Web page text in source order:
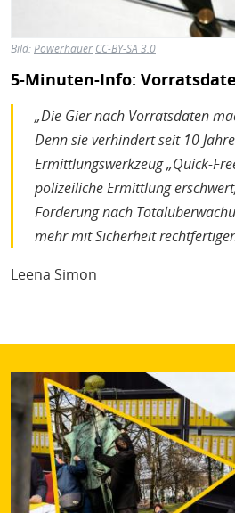
Bild:Powerhauer CC-BY-SA 3.0
5-Minuten-Info:
„Die Gier nach Vorratsdaten
Denn sie verhindert seit 10
Ermittlungswerkzeug „Quick-
polizeiliche Ermittlung
Forderung nach
mehr mit Sicherheit
Leena Simon
Bild